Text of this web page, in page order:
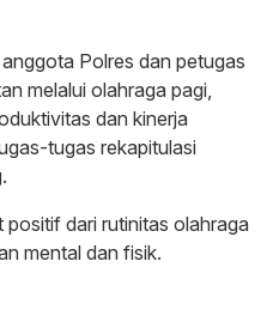
Polres dan petugas
melalui olahraga pagi,
dan kinerja
tugas rekapitulasi
dari rutinitas olahraga
mental dan fisik.